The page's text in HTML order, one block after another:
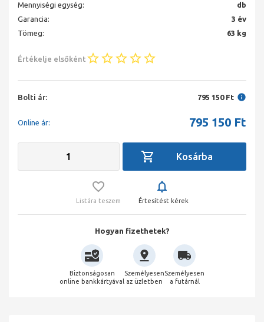
Mennyiségi egység:
db
Garancia:
3 év
Tömeg:
63 kg
Értékelje elsőként
Bolti ár: 795 150 Ft
Online ár: 795 150 Ft
Listára teszem Értesítést kérek
Hogyan fizethetek?
Biztonságosan
online bankkártyával
Személyesen
az üzletben
Személyesen
a futárnál